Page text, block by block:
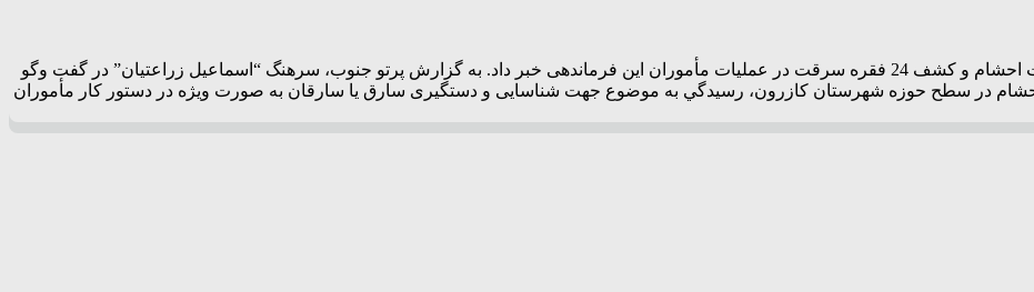
فرمانده انتظامي کازرون از شناسایی و انهدام باند 6 نفره سرقت احشام و كشف 24 فقره سرقت در عملیات مأموران این فرماندهی خبر داد. به گزارش پرتو جنوب، سرهنگ “اسماعیل زراعتیان” در گفت وگو
در سطح حوزه شهرستان کازرون، رسيدگي به موضوع جهت شناسایی و دستگیری سارق یا سارقان به صورت ویژه در دستور کار مأموران